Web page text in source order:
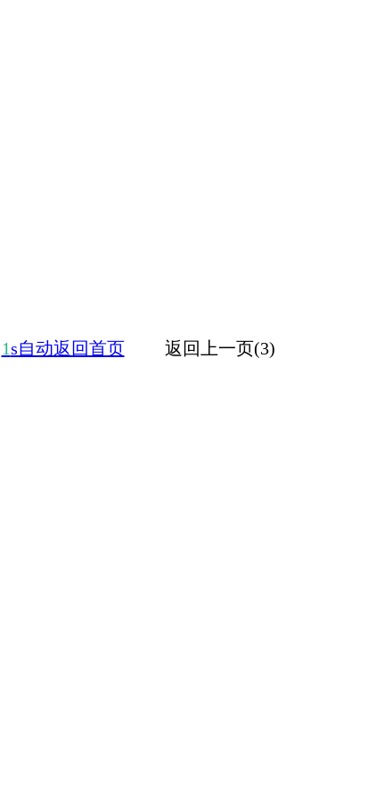
1s自动返回首页 返回上一页(3)